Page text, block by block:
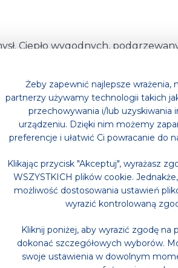
Ciepło wygodnych,
saunowymi. Pozwól
22:00.
Żeby zapewnić najlepsze wrażenia,
partnerzy używamy technologii takich
przechowywania i/lub uzyskiwania
urządzeniu. Dzięki nim możemy
preferencje i ułatwić Ci powracanie do
Klikając przycisk "Akceptuj", wyrażasz
WSZYSTKICH plików cookie.
możliwość dostosowania ustawień
wyrazić kontrolowaną
Kliknij poniżej, aby wyrazić zgodę na
dokonać szczegółowych wyborów.
swoje ustawienia w dowolnym